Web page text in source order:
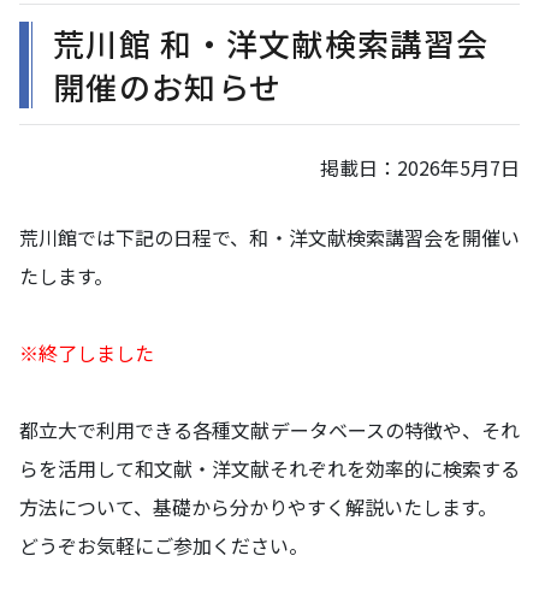
荒川館 和・洋文献検索講習会
開催のお知らせ
掲載日： 2026年5月7日
荒川館では下記の日程で、和・洋文献検索講習会を開催い
たします。
※終了しました
都立大で利用できる各種文献データベースの特徴や、それ
らを活用して和文献・洋文献それぞれを効率的に検索する
方法について、基礎から分かりやすく解説いたします。
どうぞお気軽にご参加ください。